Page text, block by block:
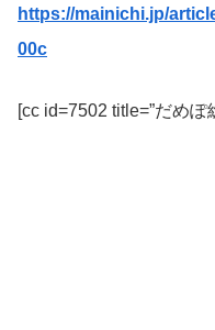
https://mainichi.jp/
00c
[cc id=7502 title=”だめぽ